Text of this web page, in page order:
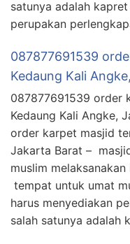
satunya adalah
perupakan
087877691539
Kedaung Kali
087877691539 order
Kedaung Kali Angke,
order karpet masjid
Jakarta Barat –
muslim
tempat untuk umat
harus menyediakan
salah satunya adalah